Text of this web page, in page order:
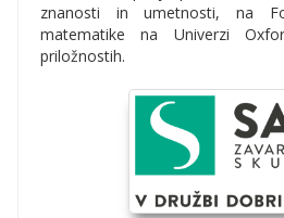
znanosti in umetnosti, na
matematike na Univerzi
priložnostih.